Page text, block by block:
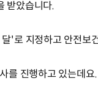
받았습니다.
'로 지정하고 안전보
를 진행하고 있는데요.